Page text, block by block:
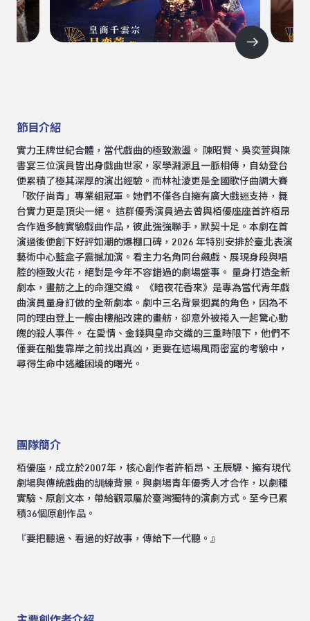
節目介紹
實力王牌世紀合體，當代戲曲的極致激盪。 陳昭賢、吳奕萱與陳
書宴三位演員皆出身戲曲世家，家學淵源且一脈相傳，自幼登台
便累積了極其深厚的演出經驗。而林祉淩更是全國歌仔曲調大賽
「歌仔尚青」專業組冠軍。她們不僅各自擁有廣大戲迷支持，舞
台實力更是頂尖一絕。 這群優秀演員過去曾與栢優座座首許栢昂
合作過多齣實驗戲曲作品，彼此強強聯手，默契十足。本劇在首
演過後便創下好評如潮的爆棚口碑，2026 年特別安排於臺北表演
藝術中心藍盒子震撼加演。看主力名角同台飆戲、展現身段與唱
腔的極致火花，絕對是今年不容錯過的劇場盛事。 量身打造全新
劇本，畫舫之上的命運交織。 《暗夜花香來》是專為當代青年戲
曲演員量身訂做的全新劇本。劇中三名背景迥異的角色，因為不
同的理由登上一艘由樓船改建的畫舫，卻意外被捲入一起驚心動
魄的殺人事件。 在愛情、金錢與皇命交織的三重時限下，他們不
僅要在船隻靠岸之前找出真凶，更要在這場風雨密室的考驗中，
尋得生命中逃離困境的曙光。
團隊簡介
栢優座，成立於2007年，核心創作者許栢昂、王辰驊、擁有現代
劇場與傳統戲曲的訓練背景。與劇場青年優秀人才合作，以劇種
實驗、原創文本，帶給觀眾屬於臺灣獨特的演劇方式。至今已累
積36個原創作品。
『要把聽過、看過的好故事，傳給下一代聽。』